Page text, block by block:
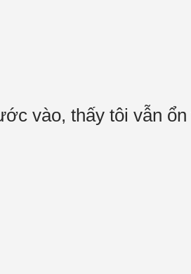
vào, thấy tôi vẫn